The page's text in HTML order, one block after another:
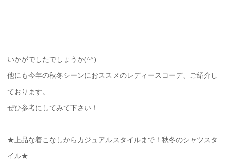
いかがでしたでしょうか(^^)
他にも今年の秋冬シーンにおススメのレディースコーデ、ご紹介し
ております。
ぜひ参考にしてみて下さい！
★上品な着こなしからカジュアルスタイルまで！秋冬のシャツスタ
イル★